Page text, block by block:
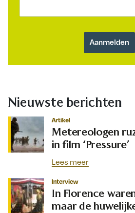
Nieuwste berichten
Artikel
Metereologen
in film ‘Pressure’
Lees meer
Interview
In Florence
maar de